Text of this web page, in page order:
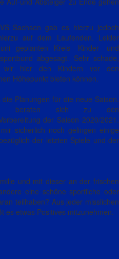
Sachsen gab es hierzu jedoch
auf dem Laufenden. Leider
geplanten Kreis- Kinder- und
abgesagt. Sehr schade,
hier den Kindern vor den
Höhepunkt bieten können.
Planungen für die neue Saison.
beraten sich zu den
der Saison 2020/2021.
sicherlich noch gelingen einige
der letzten Spiele und der
und mit dieser an der frischen
eine schöne sportliche oder
teilhaben? Aus jeder misslichen
es etwas Positives mitzunehmen.